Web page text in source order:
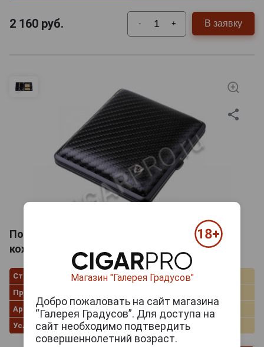
2 160 руб. - + В заявку
Портсигар Stoll на 18 сигарет, натуральная
кожа, Черный C23
Страна производства
Германия
Производитель
Артикул
28132/s
Условия продаж
Только самовывоз
Магазин "Галерея Градусов"
Добро пожаловать на сайт магазина
“Галерея Градусов”. Для доступа на
сайт необходимо подтвердить
совершеннолетний возраст.